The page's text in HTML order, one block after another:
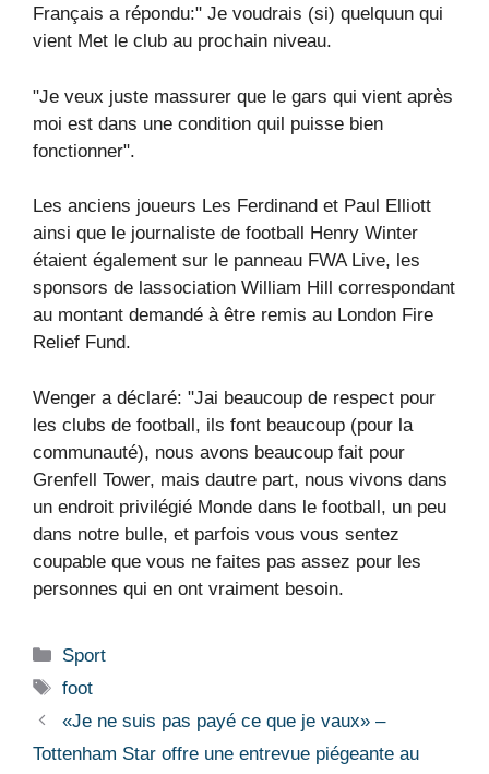
Français a répondu:" Je voudrais (si) quelquun qui
vient Met le club au prochain niveau.
"Je veux juste massurer que le gars qui vient après
moi est dans une condition quil puisse bien
fonctionner".
Les anciens joueurs Les Ferdinand et Paul Elliott
ainsi que le journaliste de football Henry Winter
étaient également sur le panneau FWA Live, les
sponsors de lassociation William Hill correspondant
au montant demandé à être remis au London Fire
Relief Fund.
Wenger a déclaré: "Jai beaucoup de respect pour
les clubs de football, ils font beaucoup (pour la
communauté), nous avons beaucoup fait pour
Grenfell Tower, mais dautre part, nous vivons dans
un endroit privilégié Monde dans le football, un peu
dans notre bulle, et parfois vous vous sentez
coupable que vous ne faites pas assez pour les
personnes qui en ont vraiment besoin.
Catégories
Sport
Étiquettes
foot
«Je ne suis pas payé ce que je vaux» –
Tottenham Star offre une entrevue piégeante au